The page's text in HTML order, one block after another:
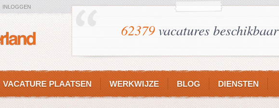
INLOGGEN
62379vacatures beschikbaar
VACATURE PLAATSEN WERKWIJZE BLOG DIENSTEN